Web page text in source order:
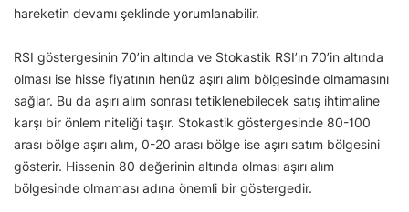
hareketin devamı şeklinde yorumlanabilir.
RSI göstergesinin 70’in altında ve Stokastik RSI’ın 70’in altında
olması ise hisse fiyatının henüz aşırı alım bölgesinde olmamasını
sağlar. Bu da aşırı alım sonrası tetiklenebilecek satış ihtimaline
karşı bir önlem niteliği taşır. Stokastik göstergesinde 80-100
arası bölge aşırı alım, 0-20 arası bölge ise aşırı satım bölgesini
gösterir. Hissenin 80 değerinin altında olması aşırı alım
bölgesinde olmaması adına önemli bir göstergedir.